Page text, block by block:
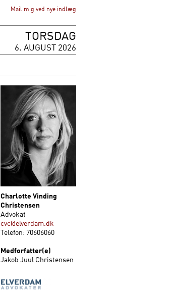
Mail mig ved nye indlæg
TORSDAG
6. AUGUST 2026
Charlotte Vinding
Christensen
Advokat
cvc@elverdam.dk
Telefon: 70606060
Medforfatter(e)
Jakob Juul Christensen